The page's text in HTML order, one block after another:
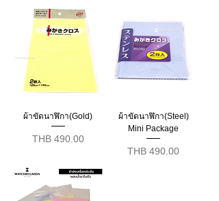
ผ้าขัดนาฬิกา(Gold)
Price
THB 490.00
ผ้าขัดนาฬิกา(Steel)
Mini Package
Price
THB 490.00